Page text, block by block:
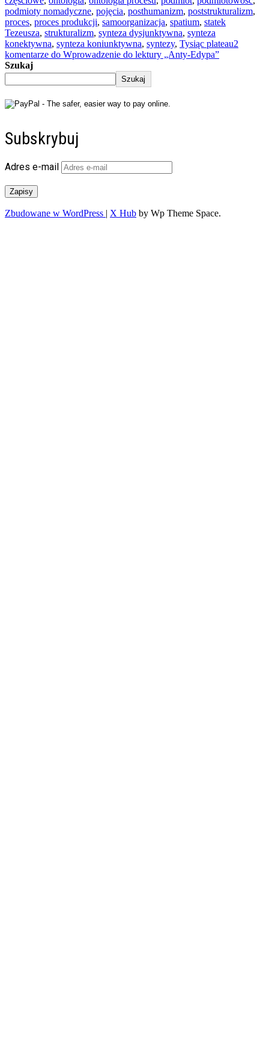
podmioty nomadyczne, pojęcia, posthumanizm, poststrukturalizm,
proces, proces produkcji, samoorganizacja, spatium, statek
Tezeusza, strukturalizm, synteza dysjunktywna, synteza
konektywna, synteza koniunktywna, syntezy, Tysiąc plateau2
komentarze do Wprowadzenie do lektury „Anty-Edypa”
Szukaj
Szukaj
Subskrybuj
Adres e-mail
Zapisy
Zbudowane w WordPress | X Hub by Wp Theme Space.